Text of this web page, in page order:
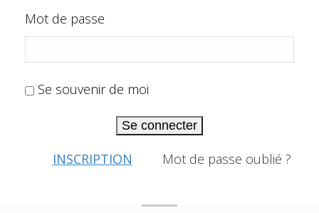
Mot de passe
Se souvenir de moi
Se connecter
INSCRIPTION Mot de passe oublié ?